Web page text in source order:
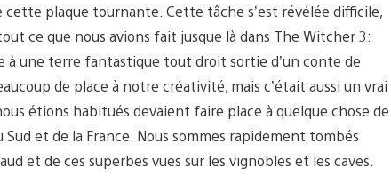
plaque tournante. Cette tâche s’est révélée difficile,
ce que nous avions fait jusque là dans The Witcher 3:
à une terre fantastique tout droit sortie d’un conte de
de place à notre créativité, mais c’était aussi un vrai
étions habitués devaient faire place à quelque chose de
et de la France. Nous sommes rapidement tombés
et de ces superbes vues sur les vignobles et les caves.